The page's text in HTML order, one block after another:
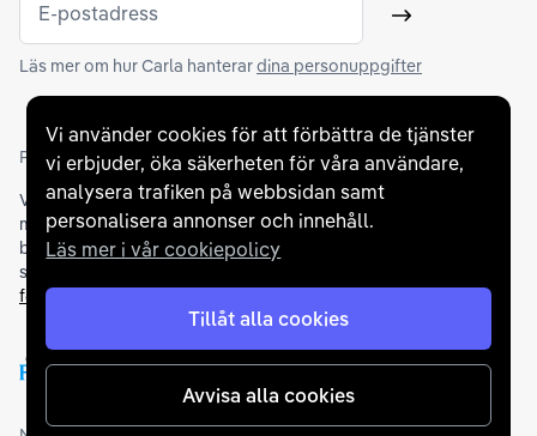
Vi använder cookies för att förbättra de tjänster
vi erbjuder, öka säkerheten för våra användare,
analysera trafiken på webbsidan samt
personalisera annonser och innehåll.
Läs mer i vår cookiepolicy
Tillåt alla cookies
Avvisa alla cookies
E-postadress Skicka
Läs mer om hur Carla hanterardina personuppgifter
Partners och betallösningar
Vi samarbetar med flertalet banker för att erbjuda dig bästa
möjliga finansieringslösning och stödjer en rad olika
betalningsmetoder. För att du ska känna dig trygg vid ditt köp
samarbetar vi med Folksam och AutoConcept gällande
försäkringar och garantier